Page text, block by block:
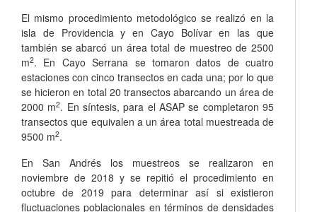
El mismo procedimiento metodológico se realizó en la
isla de Providencia y en Cayo Bolívar en las que
también se abarcó un área total de muestreo de 2500
m2. En Cayo Serrana se tomaron datos de cuatro
estaciones con cinco transectos en cada una; por lo que
se hicieron en total 20 transectos abarcando un área de
2000 m2. En síntesis, para el ASAP se completaron 95
transectos que equivalen a un área total muestreada de
9500 m2.
En San Andrés los muestreos se realizaron en
noviembre de 2018 y se repitió el procedimiento en
octubre de 2019 para determinar así si existieron
fluctuaciones poblacionales en términos de densidades